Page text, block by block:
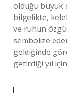
olduğu büyük
bilgelikte,
ve ruhun
sembolize
geldiğinde
getirdiği yıl